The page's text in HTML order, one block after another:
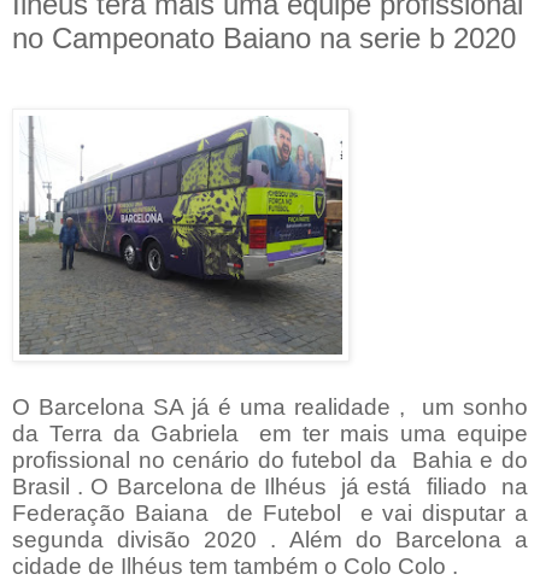
no Campeonato Baiano na serie b 2020
O Barcelona SA já é uma realidade , um sonho
da Terra da Gabriela em ter mais uma equipe
profissional no cenário do futebol da Bahia e do
Brasil . O Barcelona de Ilhéus já está filiado na
Federação Baiana de Futebol e vai disputar a
segunda divisão 2020 . Além do Barcelona a
cidade de Ilhéus tem também o Colo Colo .